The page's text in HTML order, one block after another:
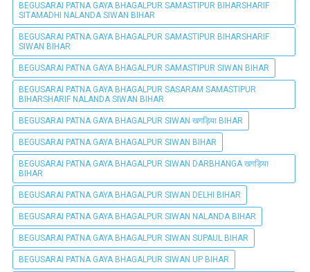
BEGUSARAI PATNA GAYA BHAGALPUR SAMASTIPUR BIHARSHARIF
SITAMADHI NALANDA SIWAN BIHAR
BEGUSARAI PATNA GAYA BHAGALPUR SAMASTIPUR BIHARSHARIF
SIWAN BIHAR
BEGUSARAI PATNA GAYA BHAGALPUR SAMASTIPUR SIWAN BIHAR
BEGUSARAI PATNA GAYA BHAGALPUR SASARAM SAMASTIPUR
BIHARSHARIF NALANDA SIWAN BIHAR
BEGUSARAI PATNA GAYA BHAGALPUR SIWAN खगड़िया BIHAR
BEGUSARAI PATNA GAYA BHAGALPUR SIWAN BIHAR
BEGUSARAI PATNA GAYA BHAGALPUR SIWAN DARBHANGA खगड़िया
BIHAR
BEGUSARAI PATNA GAYA BHAGALPUR SIWAN DELHI BIHAR
BEGUSARAI PATNA GAYA BHAGALPUR SIWAN NALANDA BIHAR
BEGUSARAI PATNA GAYA BHAGALPUR SIWAN SUPAUL BIHAR
BEGUSARAI PATNA GAYA BHAGALPUR SIWAN UP BIHAR